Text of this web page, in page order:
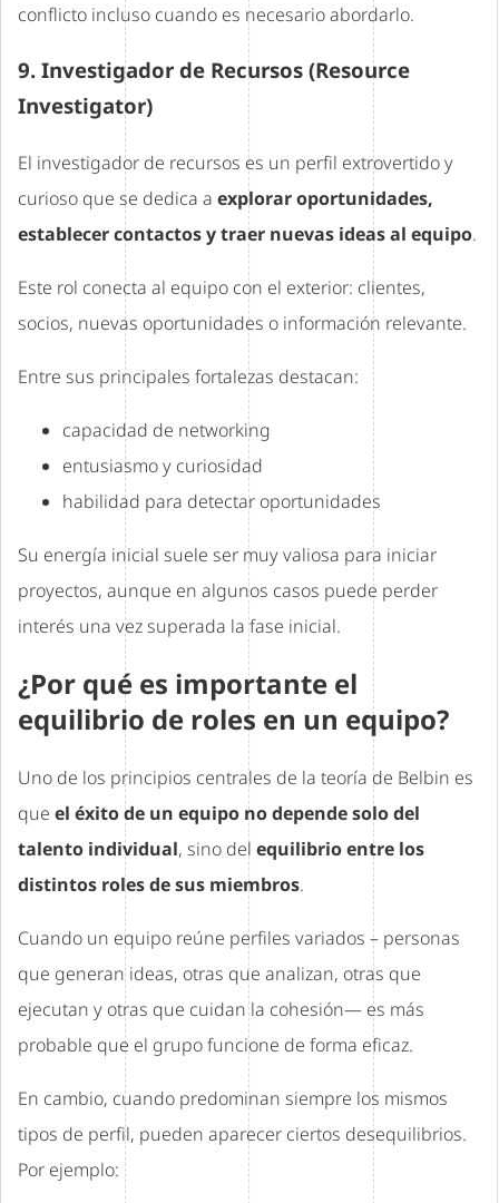
conflicto incluso cuando es necesario abordarlo.
9. Investigador de Recursos (Resource
Investigator)
El investigador de recursos es un perfil extrovertido y
curioso que se dedica a explorar oportunidades,
establecer contactos y traer nuevas ideas al equipo.
Este rol conecta al equipo con el exterior: clientes,
socios, nuevas oportunidades o información relevante.
Entre sus principales fortalezas destacan:
capacidad de networking
entusiasmo y curiosidad
habilidad para detectar oportunidades
Su energía inicial suele ser muy valiosa para iniciar
proyectos, aunque en algunos casos puede perder
interés una vez superada la fase inicial.
¿Por qué es importante el
equilibrio de roles en un equipo?
Uno de los principios centrales de la teoría de Belbin es
que el éxito de un equipo no depende solo del
talento individual, sino del equilibrio entre los
distintos roles de sus miembros.
Cuando un equipo reúne perfiles variados – personas
que generan ideas, otras que analizan, otras que
ejecutan y otras que cuidan la cohesión— es más
probable que el grupo funcione de forma eficaz.
En cambio, cuando predominan siempre los mismos
tipos de perfil, pueden aparecer ciertos desequilibrios.
Por ejemplo: